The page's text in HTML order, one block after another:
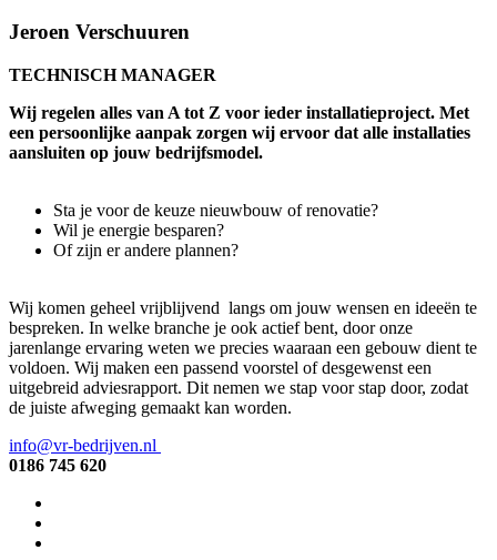
Jeroen Verschuuren
TECHNISCH MANAGER
Wij regelen alles van A tot Z voor ieder installatieproject. Met
een persoonlijke aanpak zorgen wij ervoor dat alle installaties
aansluiten op jouw bedrijfsmodel.
Sta je voor de keuze nieuwbouw of renovatie?
Wil je energie besparen?
Of zijn er andere plannen?
Wij komen geheel vrijblijvend langs om jouw wensen en ideeën te
bespreken. In welke branche je ook actief bent, door onze
jarenlange ervaring weten we precies waaraan een gebouw dient te
voldoen. Wij maken een passend voorstel of desgewenst een
uitgebreid adviesrapport. Dit nemen we stap voor stap door, zodat
de juiste afweging gemaakt kan worden.
info@vr-bedrijven.nl
0186 745 620